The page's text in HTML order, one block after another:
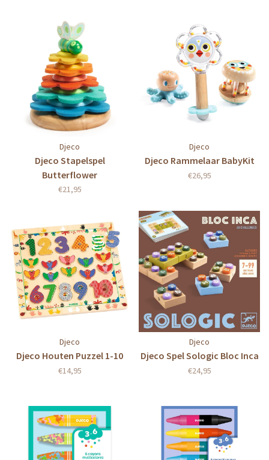
Djeco
Djeco Stapelspel
Butterflower
€21,95
Djeco
Djeco Rammelaar BabyKit
€26,95
Djeco
Djeco Houten Puzzel 1-10
€14,95
Djeco
Djeco Spel Sologic Bloc Inca
€24,95